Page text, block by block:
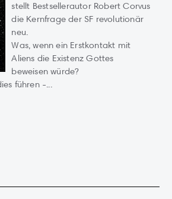
stellt Bestsellerautor Robert Corvus
die Kernfrage der SF revolutionär
neu.
Was, wenn ein Erstkontakt mit
Aliens die Existenz Gottes
beweisen würde?
führen -...